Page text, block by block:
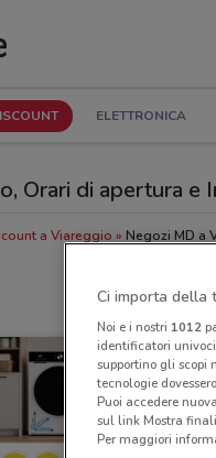
ELETTRONICA
Orari di apertura e
a Viareggio Negozi MD a
Ci importa della
Noi e i nostri 1012
identificatori
supportino gli scopi
tecnologie
Puoi accedere
sul link Mostra
Per maggiori